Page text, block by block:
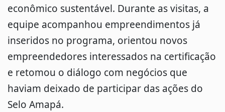
econômico sustentável. Durante as visitas, a
equipe acompanhou empreendimentos já
inseridos no programa, orientou novos
empreendedores interessados na certificação
e retomou o diálogo com negócios que
haviam deixado de participar das ações do
Selo Amapá.